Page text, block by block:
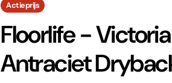
Actieprijs
Floorlife -
Antraciet